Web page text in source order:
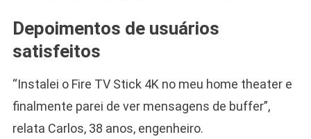
Depoimentos de usuários
satisfeitos
“Instalei o Fire TV Stick 4K no meu home theater e
finalmente parei de ver mensagens de buffer”,
relata Carlos, 38 anos, engenheiro.